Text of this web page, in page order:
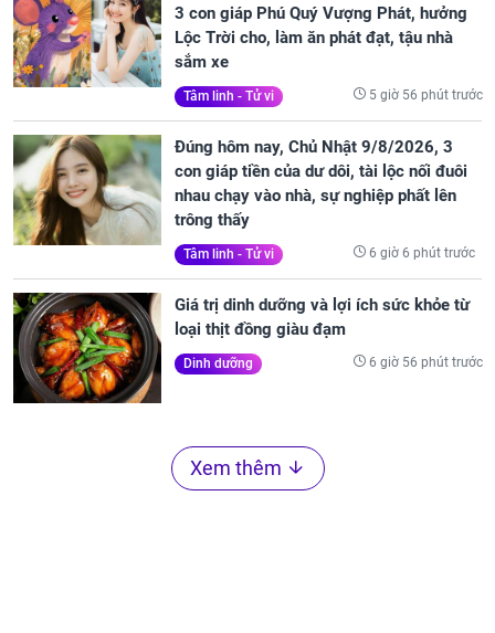
3 con giáp Phú Quý Vượng Phát, hưởng
Lộc Trời cho, làm ăn phát đạt, tậu nhà
sắm xe
Tâm linh - Tử vi 5 giờ 56 phút trước
Đúng hôm nay, Chủ Nhật 9/8/2026, 3
con giáp tiền của dư dôi, tài lộc nối đuôi
nhau chạy vào nhà, sự nghiệp phất lên
trông thấy
Tâm linh - Tử vi 6 giờ 6 phút trước
Giá trị dinh dưỡng và lợi ích sức khỏe từ
loại thịt đồng giàu đạm
Dinh dưỡng 6 giờ 56 phút trước
Xem thêm